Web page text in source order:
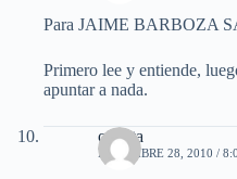
Para JAIME BARBOZA
Primero lee y entiende,
apuntar a nada.
ovejita
DICIEMBRE 28, 2010 /